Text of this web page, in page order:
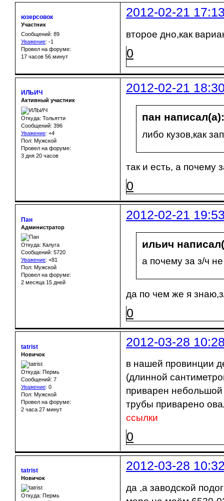
2012-02-21
юзерсовок
Участник
Сообщений: 89
Уважение: -1
Провел на форуме:
17 часов 56 минут
второе дно,как
0
2012-02-21
ИЛЬИЧ
Активный участник
Откуда: Тольятти
Сообщений: 396
Уважение: +4
Пол: Мужской
Провел на форуме:
3 дня 20 часов
пан написал(а):
либо кузов,как
так и есть, а почему
0
2012-02-21
Пан
Администратор
Откуда: Калуга
Сообщений: 5720
Уважение: +81
Пол: Мужской
Провел на форуме:
2 месяца 15 дней
ильич
а почему за з/ч
да по чем же я
0
2012-03-28
tatrist
Новичок
Откуда: Пермь
Сообщений: 7
Уважение: 0
Пол: Мужской
Провел на форуме:
2 часа 27 минут
в нашей провинции
(длинной
приварен небольшой
трубы приварено
ссылки
0
2012-03-28
tatrist
Новичок
Откуда: Пермь
да ,а заводской